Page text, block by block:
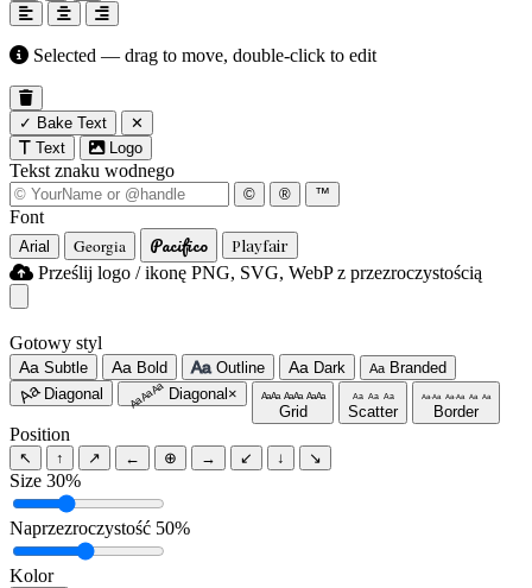
Selected — drag to move, double-click to edit
✓ Bake Text
✕
Text
Logo
Tekst znaku wodnego
© ® ™
Font
Arial Georgia Pacifico
Playfair
Prześlij logo / ikonę PNG, SVG, WebP z przezroczystością
Gotowy styl
Aa Subtle Aa Bold Aa Outline Aa Dark Aa Branded
Aa Diagonal Aa Aa Aa Diagonal× Aa Aa Aa Aa Aa Aa
Grid
Aa Aa Aa
Scatter
Aa·Aa Aa·Aa Aa Aa
Border
Position
↖ ↑ ↗ ← ⊕ → ↙ ↓ ↘
Size 30%
Naprzezroczystość 50%
Kolor